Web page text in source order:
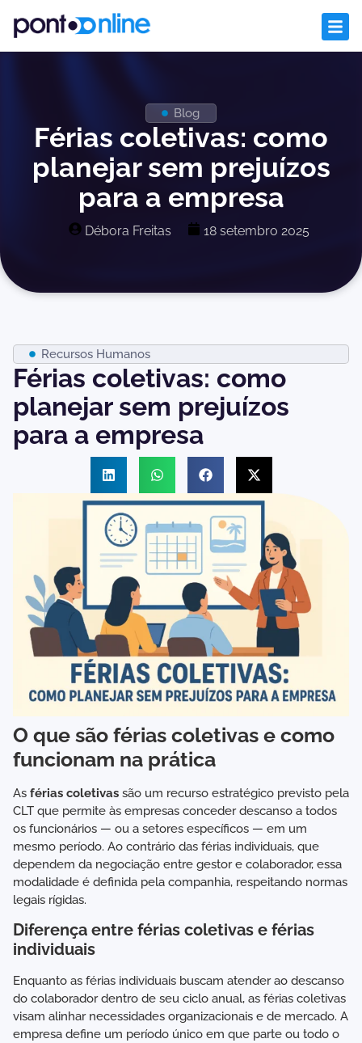
Blog
Férias coletivas: como
planejar sem prejuízos
para a empresa
Débora Freitas 18 setembro 2025
Recursos Humanos
Férias coletivas: como
planejar sem prejuízos
para a empresa
O que são férias coletivas e como
funcionam na prática
As férias coletivas são um recurso estratégico previsto pela
CLT que permite às empresas conceder descanso a todos
os funcionários — ou a setores específicos — em um
mesmo período. Ao contrário das férias individuais, que
dependem da negociação entre gestor e colaborador, essa
modalidade é definida pela companhia, respeitando normas
legais rígidas.
Diferença entre férias coletivas e férias
individuais
Enquanto as férias individuais buscam atender ao descanso
do colaborador dentro de seu ciclo anual, as férias coletivas
visam alinhar necessidades organizacionais e de mercado. A
empresa define um período único em que parte ou todo o